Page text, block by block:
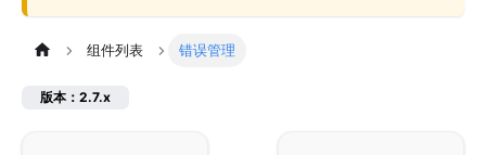
组件列表 错误管理
版本：2.7.x